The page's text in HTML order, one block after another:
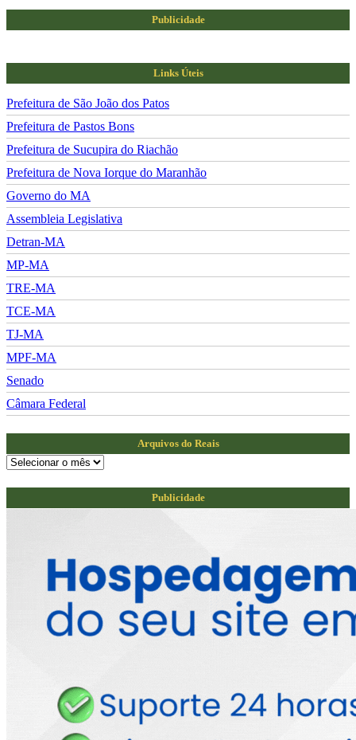
Publicidade
Links Úteis
Prefeitura de São João dos Patos
Prefeitura de Pastos Bons
Prefeitura de Sucupira do Riachão
Prefeitura de Nova Iorque do Maranhão
Governo do MA
Assembleia Legislativa
Detran-MA
MP-MA
TRE-MA
TCE-MA
TJ-MA
MPF-MA
Senado
Câmara Federal
Arquivos do Reais
Arquivos
Reais
Publicidade